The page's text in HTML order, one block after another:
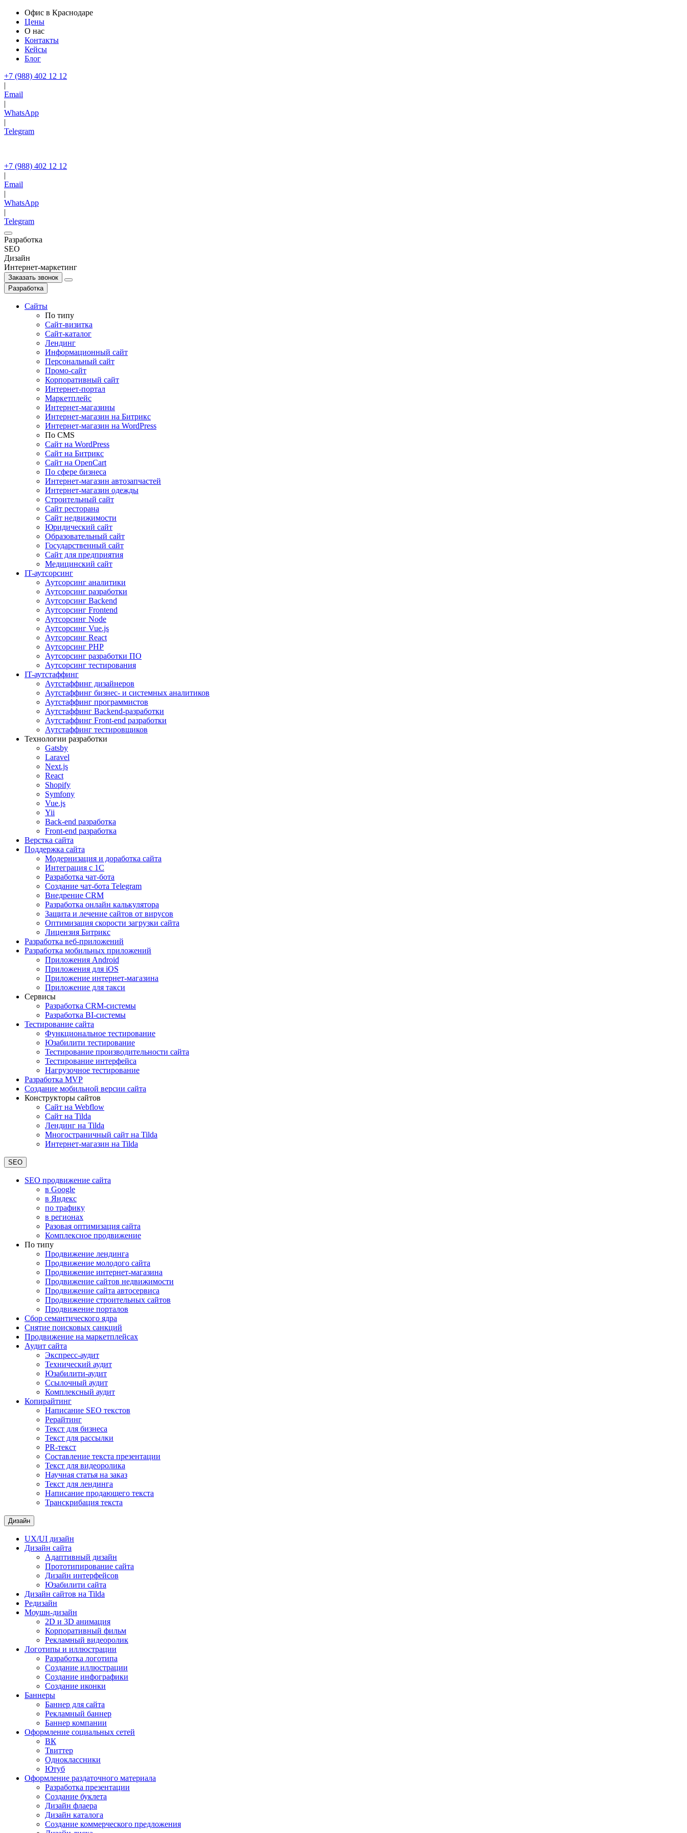
Офис в Краснодаре
Цены
О нас
Контакты
Кейсы
Блог
+7 (988) 402 12 12
|
Email
|
WhatsApp
|
Telegram
+7 (988) 402 12 12
|
Email
|
WhatsApp
|
Telegram
Разработка
SEO
Дизайн
Интернет-маркетинг
Заказать звонок
Разработка
Сайты
По типу
Сайт-визитка
Сайт-каталог
Лендинг
Информационный сайт
Персональный сайт
Промо-сайт
Корпоративный сайт
Интернет-портал
Маркетплейс
Интернет-магазины
Интернет-магазин на Битрикс
Интернет-магазин на WordPress
По СMS
Сайт на WordPress
Сайт на Битрикс
Сайт на OpenCart
По сфере бизнеса
Интернет-магазин автозапчастей
Интернет-магазин одежды
Строительный сайт
Сайт ресторана
Сайт недвижимости
Юридический сайт
Образовательный сайт
Государственный сайт
Сайт для предприятия
Медицинский сайт
IT-аутсорсинг
Аутсорсинг аналитики
Аутсорсинг разработки
Аутсорсинг Backend
Аутсорсинг Frontend
Аутсорсинг Node
Аутсорсинг Vue.js
Аутсорсинг React
Аутсорсинг PHP
Аутсорсинг разработки ПО
Аутсорсинг тестирования
IT-аутстаффинг
Аутстаффинг дизайнеров
Аутстаффинг бизнес- и системных аналитиков
Аутстаффинг программистов
Аутстаффинг Backend-разработки
Аутстаффинг Front-end разработки
Аутстаффинг тестировщиков
Технологии разработки
Gatsby
Laravel
Next.js
React
Shopify
Symfony
Vue.js
Yii
Back-end разработка
Front-end разработка
Верстка сайта
Поддержка сайта
Модернизация и доработка сайта
Интеграция с 1С
Разработка чат-бота
Cоздание чат-бота Telegram
Внедрение CRM
Разработка онлайн калькулятора
Защита и лечение сайтов от вирусов
Оптимизация скорости загрузки сайта
Лицензия Битрикс
Разработка веб-приложений
Разработка мобильных приложений
Приложения Android
Приложения для iOS
Приложение интернет-магазина
Приложение для такси
Сервисы
Разработка CRM-системы
Разработка BI-системы
Тестирование сайта
Функциональное тестирование
Юзабилити тестирование
Тестирование производительности сайта
Тестирование интерфейса
Нагрузочное тестирование
Разработка MVP
Создание мобильной версии сайта
Конструкторы сайтов
Сайт на Webflow
Сайт на Tilda
Лендинг на Tilda
Многостраничный сайт на Tilda
Интернет-магазин на Tilda
SEO
SEO продвижение сайта
в Google
в Яндекс
по трафику
в регионах
Разовая оптимизация сайта
Комплексное продвижение
По типу
Продвижение лендинга
Продвижение молодого сайта
Продвижение интернет-магазина
Продвижение сайтов недвижимости
Продвижение сайта автосервиса
Продвижение строительных сайтов
Продвижение порталов
Сбор семантического ядра
Снятие поисковых санкций
Продвижение на маркетплейсах
Аудит сайта
Экспресс-аудит
Технический аудит
Юзабилити-аудит
Ссылочный аудит
Комплексный аудит
Копирайтинг
Написание SEO текстов
Рерайтинг
Текст для бизнеса
Текст для рассылки
PR-текст
Составление текста презентации
Текст для видеоролика
Научная статья на заказ
Текст для лендинга
Написание продающего текста
Транскрибация текста
Дизайн
UX/UI дизайн
Дизайн сайта
Адаптивный дизайн
Прототипирование сайта
Дизайн интерфейсов
Юзабилити сайта
Дизайн сайтов на Tilda
Редизайн
Моушн-дизайн
2D и 3D анимация
Корпоративный фильм
Рекламный видеоролик
Логотипы и иллюстрации
Разработка логотипа
Создание иллюстрации
Создание инфографики
Создание иконки
Баннеры
Баннер для сайта
Рекламный баннер
Баннер компании
Оформление социальных сетей
ВК
Твиттер
Одноклассники
Ютуб
Оформление раздаточного материала
Разработка презентации
Создание буклета
Дизайн флаера
Дизайн каталога
Создание коммерческого предложения